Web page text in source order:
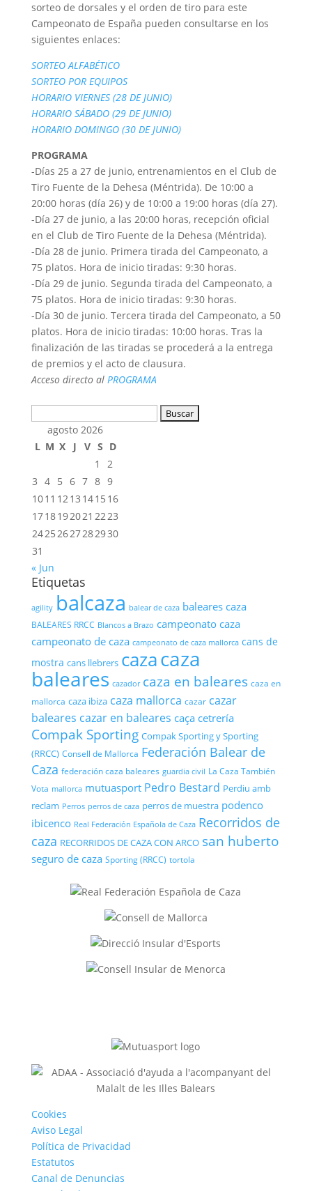
sorteo de dorsales y el orden de tiro para este
Campeonato de España pueden consultarse en los
siguientes enlaces:
SORTEO ALFABÉTICO
SORTEO POR EQUIPOS
HORARIO VIERNES (28 DE JUNIO)
HORARIO SÁBADO (29 DE JUNIO)
HORARIO DOMINGO (30 DE JUNIO)
PROGRAMA
-Días 25 a 27 de junio, entrenamientos en el Club de
Tiro Fuente de la Dehesa (Méntrida). De 10:00 a
20:00 horas (día 26) y de 10:00 a 19:00 horas (día 27).
-Día 27 de junio, a las 20:00 horas, recepción oficial
en el Club de Tiro Fuente de la Dehesa (Méntrida).
-Día 28 de junio. Primera tirada del Campeonato, a
75 platos. Hora de inicio tiradas: 9:30 horas.
-Día 29 de junio. Segunda tirada del Campeonato, a
75 platos. Hora de inicio tiradas: 9:30 horas.
-Día 30 de junio. Tercera tirada del Campeonato, a 50
platos. Hora de inicio tiradas: 10:00 horas. Tras la
finalización de las tiradas se procederá a la entrega
de premios y el acto de clausura.
Acceso directo al PROGRAMA
agosto 2026
L M X J V S D
1
2
3 4 5 6 7 8 9
1011 1213 1415 16
1718192021 2223
24252627282930
31
« Jun
Etiquetas
agility balcaza balear de caza baleares caza
BALEARES RRCC Blancos a Brazo campeonato caza
campeonato de caza campeonato de caza mallorca cans de
mostra cans llebrers cazacaza
baleares cazador caza en baleares caza en
mallorca caza ibiza caza mallorca cazar cazar
baleares cazar en baleares caça cetrería
Compak Sporting Compak Sporting y Sporting
(RRCC) Consell de Mallorca Federación Balear de
Caza federación caza baleares guardia civil La Caza También
Vota mallorca mutuasport Pedro Bestard Perdiu amb
reclam Perros perros de caza perros de muestra podenco
ibicenco Real Federación Española de Caza Recorridos de
caza RECORRIDOS DE CAZA CON ARCO san huberto
seguro de caza Sporting (RRCC) tortola
Cookies
Aviso Legal
Política de Privacidad
Estatutos
Canal de Denuncias